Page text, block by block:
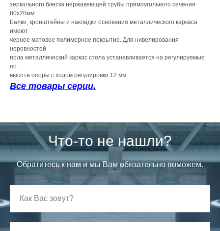
зеркального блеска нержавеющей трубы прямоугольного сечения
80х20мм.
Балки, кронштейны и накладки основания металлического каркаса
имеют
черное матовое полимерное покрытие. Для нивелирования
неровностей
пола металлический каркас стола устанавливается на регулируемые
по
высоте опоры с ходом регулировки 12 мм.
Все товары серии.
Что-то не нашли?
Обратитесь к нам и мы Вам обязательно поможем.